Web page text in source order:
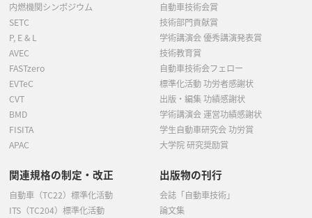
内燃機関シンポジウム
SETC
P, E & L
AVEC
FASTzero
EVTeC
CVT
BMD
FISITA
APAC
自動車技術会賞
技術部門貢献賞
学術講演会 優秀講演発表賞
技術教育賞
自動車技術会フェロー
標準化活動 功労者感謝状
出版・編集 功績感謝状
学術講演会 運営功績感謝状
学生自動車研究会 功労賞
大学院 研究奨励賞
関連規格の制定・改正
自動車（TC22）標準化活動
ITS（TC204）標準化活動
出版物の刊行
会誌「自動車技術」
論文集